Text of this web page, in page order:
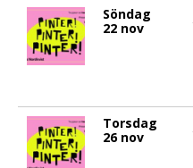
Söndag
22 nov
Torsdag
26 nov